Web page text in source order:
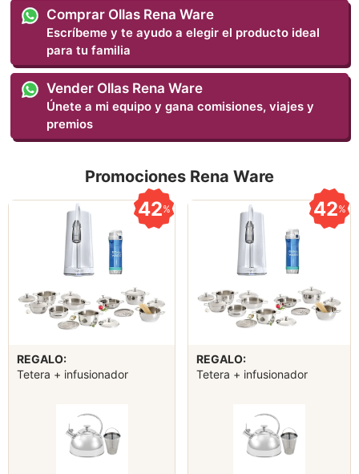
Comprar Ollas Rena Ware
Escríbeme y te ayudo a elegir el producto ideal
para tu familia
Vender Ollas Rena Ware
Únete a mi equipo y gana comisiones, viajes y
premios
Promociones Rena Ware
42%
REGALO:
Tetera + infusionador
42%
REGALO:
Tetera + infusionador